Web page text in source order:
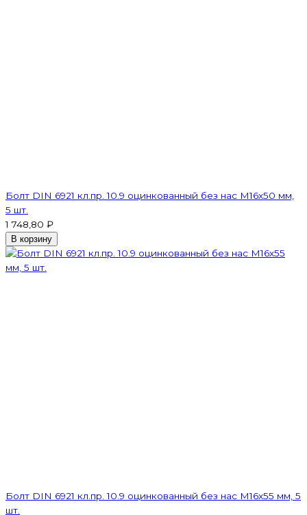
Болт DIN 6921 кл.пр. 10.9 оцинкованный без нас М16х50 мм,
5 шт.
1 748,80 ₽
В корзину
Болт DIN 6921 кл.пр. 10.9 оцинкованный без нас М16х55 мм, 5
шт.